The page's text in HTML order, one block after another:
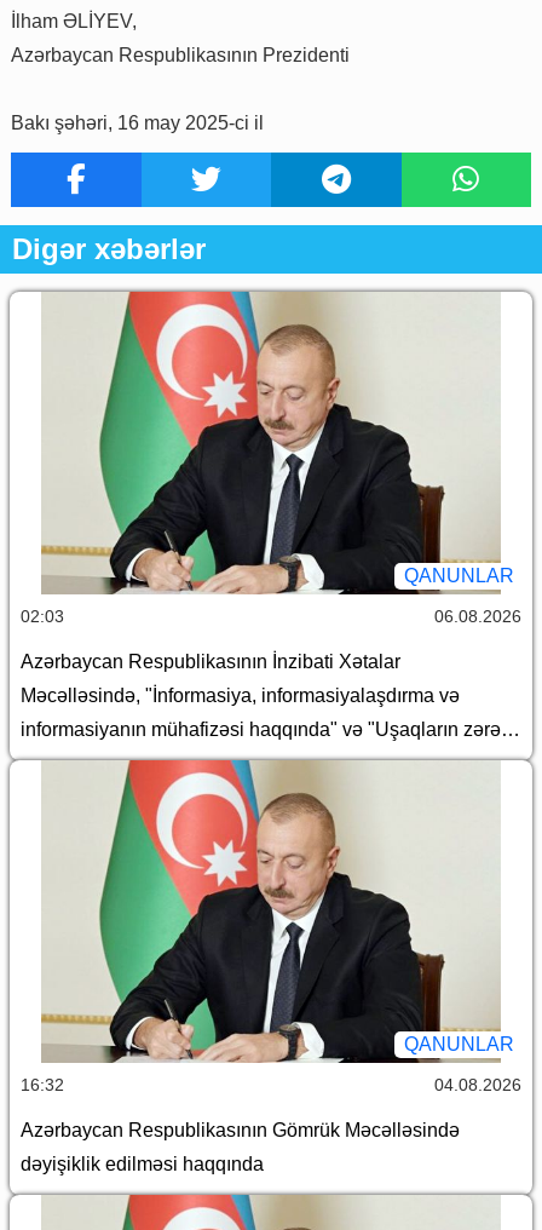
İlham ƏLİYEV,
Azərbaycan Respublikasının Prezidenti
Bakı şəhəri, 16 may 2025-ci il
Digər xəbərlər
QANUNLAR
02:03 06.08.2026
Azərbaycan Respublikasının İnzibati Xətalar
Məcəlləsində, "İnformasiya, informasiyalaşdırma və
informasiyanın mühafizəsi haqqında" və "Uşaqların zərərli
informasiyadan qorunması haqqında" Azərbaycan
Respublikasının qanunlarında dəyişiklik edilməsi barədə
QANUNLAR
16:32 04.08.2026
Azərbaycan Respublikasının Gömrük Məcəlləsində
dəyişiklik edilməsi haqqında